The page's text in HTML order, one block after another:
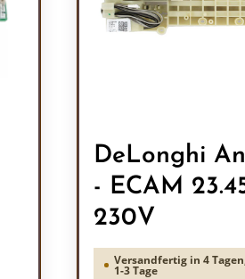
DeLonghi
- ECAM
230V
Versandfertig in 4
1-3 Tage